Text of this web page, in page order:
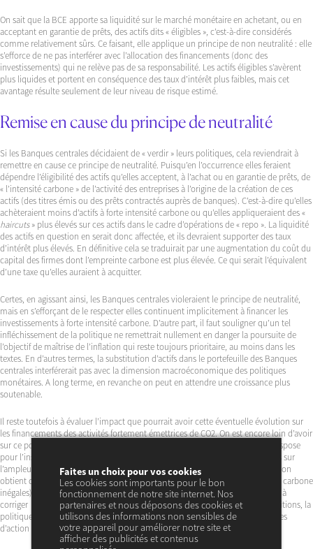
On sait que la BCE apporte sa liquidité sur le marché monétaire en achetant, ou en
acceptant en garantie de prêts, des actifs dits « éligibles », c’est-à-dire considérés
comme relativement sûrs. Ce faisant, elle applique un principe de non neutralité : elle
s’efforce de ne pas interférer avec l’allocation des financements (donc des
investissements) qui ne relève pas de sa responsabilité. Les actifs éligibles s’avèrent
plus liquides et portent en conséquence des taux d’intérêt plus faibles, mais cet
avantage résulte seulement de leur niveau de risque estimé.
Remise en cause du principe de neutralité
Si les Banques centrales décidaient de « verdir » leurs politiques, cela reviendrait à
remettre en cause ce principe de neutralité. Puisqu’en l’occurrence elles feraient
dépendre l’éligibilité des actifs qu’elles acceptent, à l’achat ou en garantie de prêts, de
« l’intensité carbone » de l’activité des entreprises à l’origine de la création de ces
actifs (des titres émis ou des prêts contractés auprès de banques). C’est-à-dire qu’elles
achèteraient moins d’actifs à forte intensité carbone ou qu’elles appliqueraient des «
haircuts» plus élevés sur ces actifs dans le cadre d’opérations de « repo ». La liquidité
des actifs en question en serait donc affectée, et ils devraient supporter des taux
d’intérêt plus élevés. En définitive cela se traduirait par une augmentation du coût du
capital des firmes dont l’empreinte carbone est plus élevée. Ce qui serait l’équivalent
d’une taxe qu’elles auraient à acquitter.
Certes, en agissant ainsi, les Banques centrales violeraient le principe de neutralité,
mais en s’efforçant de le respecter elles continuent implicitement à financer les
investissements à forte intensité carbone. D’autre part, il faut souligner qu’un tel
infléchissement de la politique ne remettrait nullement en danger la poursuite de
l’objectif de maîtrise de l’inflation qui reste toujours prioritaire, au moins dans les
textes. En d’autres termes, la substitution d’actifs dans le portefeuille des Banques
centrales interférerait pas avec la dimension macroéconomique des politiques
monétaires. A long terme, en revanche on peut en attendre une croissance plus
soutenable.
Il reste toutefois à évaluer l’impact que pourrait avoir cette éventuelle évolution sur
les financements des activités fortement émettrices de CO2. On est encore loin d’avoir
sur ce point des réponses robustes. Mais les quelques estimations dont on dispose
pour l’instant sont plutôt décevantes. En faisant des hypothèses raisonnables sur
l’ampleur des substitutions d’actifs dans les portefeuilles de Banque centrale, on
obtient des écarts de taux d’intérêt (entre financements d’activités d’intensité carbone
inégales) qui sont toujours inférieurs à 10 pb. Ce qui ne semble pas de nature à
corriger significativement la trajectoire des émissions de CO2. Dans ces conditions, la
politique monétaire ne pourrait guère prétendre qu’à accompagner des formes
d’action plus contraignantes.
Faites un choix pour vos cookies
Les cookies sont importants pour le bon
fonctionnement de notre site internet. Nos
partenaires et nous déposons des cookies et
utilisons des informations non sensibles de
votre appareil pour améliorer notre site et
afficher des publicités et contenus